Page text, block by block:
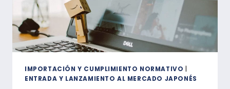
IMPORTACIÓN Y CUMPLIMIENTO NORMATIVO
ENTRADA Y LANZAMIENTO AL MERCADO JAPONÉS